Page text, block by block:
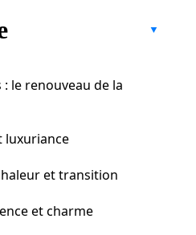
le renouveau de la
luxuriance
et transition
et charme